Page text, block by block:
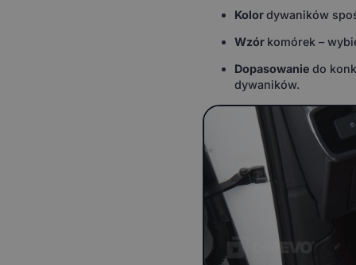
Kolordywaników
Wzór komórek –
Dopasowaniedo
dywaników.